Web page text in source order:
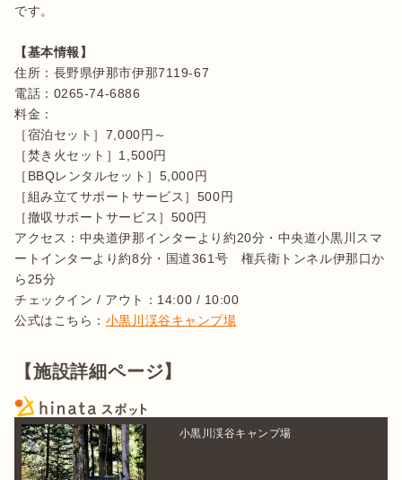
です。
【基本情報】
住所：長野県伊那市伊那7119-67
電話：0265-74-6886
料金：
［宿泊セット］7,000円～
［焚き火セット］1,500円
［BBQレンタルセット］5,000円
［組み立てサポートサービス］500円
［撤収サポートサービス］500円
アクセス：中央道伊那インターより約20分・中央道小黒川スマ
ートインターより約8分・国道361号　権兵衛トンネル伊那口か
ら25分
チェックイン / アウト：14:00 / 10:00
公式はこちら： 小黒川渓谷キャンプ場
【施設詳細ページ】
小黒川渓谷キャンプ場